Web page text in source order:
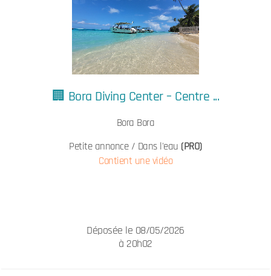
🏢 Bora Diving Center – Centre ...
Bora Bora
Petite annonce / Dans l'eau (PRO)
Contient une vidéo
Déposée le 08/05/2026
à 20h02